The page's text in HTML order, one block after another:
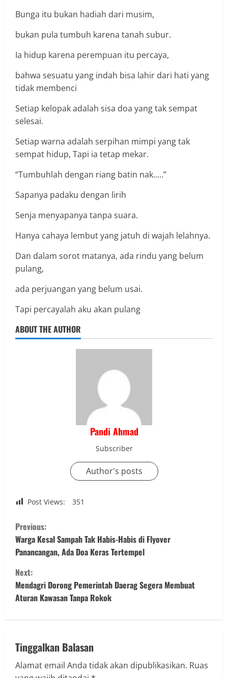
Bunga itu bukan hadiah dari musim,
bukan pula tumbuh karena tanah subur.
Ia hidup karena perempuan itu percaya,
bahwa sesuatu yang indah bisa lahir dari hati yang
tidak membenci
Setiap kelopak adalah sisa doa yang tak sempat
selesai.
Setiap warna adalah serpihan mimpi yang tak
sempat hidup, Tapi ia tetap mekar.
“Tumbuhlah dengan riang batin nak..…”
Sapanya padaku dengan lirih
Senja menyapanya tanpa suara.
Hanya cahaya lembut yang jatuh di wajah lelahnya.
Dan dalam sorot matanya, ada rindu yang belum
pulang,
ada perjuangan yang belum usai.
Tapi percayalah aku akan pulang
ABOUT THE AUTHOR
Pandi Ahmad
Subscriber
Author's posts
Post Views: 351
C
o
n
t
i
u
e
Previous:
Warga Kesal Sampah Tak Habis-Habis di Flyover
Panancangan, Ada Doa Keras Tertempel
Next:
Mendagri Dorong Pemerintah Daerag Segera Membuat
Aturan Kawasan Tanpa Rokok
Tinggalkan Balasan
Alamat email Anda tidak akan dipublikasikan. Ruas